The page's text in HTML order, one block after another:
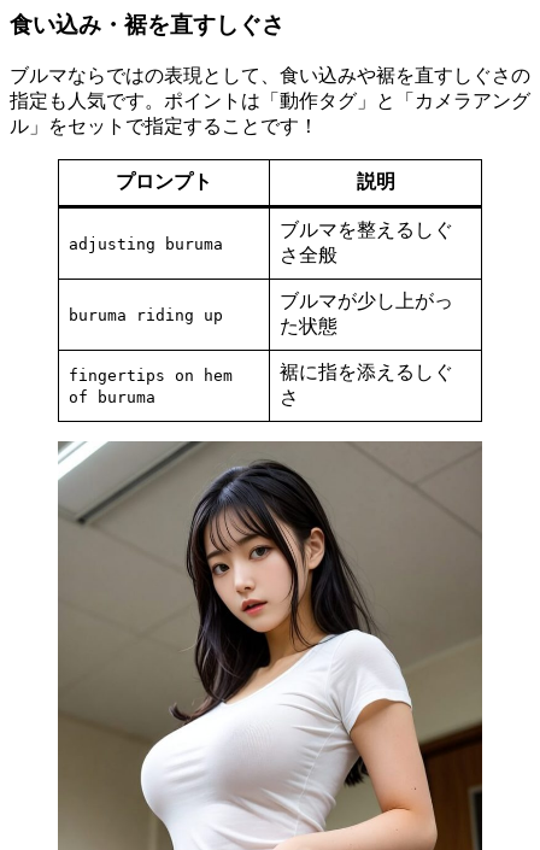
食い込み・裾を直すしぐさ
ブルマならではの表現として、食い込みや裾を直すしぐさの
指定も人気です。ポイントは「動作タグ」と「カメラアング
ル」をセットで指定することです！
プロンプト 説明
adjusting buruma
ブルマを整えるしぐ
さ全般
buruma riding up
ブルマが少し上がっ
た状態
fingertips on hem
of buruma
裾に指を添えるしぐ
さ